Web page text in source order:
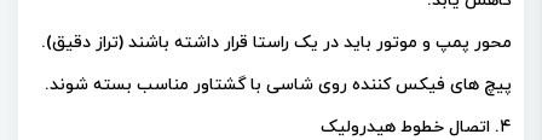
محور پمپ و موتور باید در یک راستا قرار داشته باشند (تراز دقیق).
پیچ‌ های فیکس‌ کننده روی شاسی با گشتاور مناسب بسته شوند.
۴. اتصال خطوط هیدرولیک